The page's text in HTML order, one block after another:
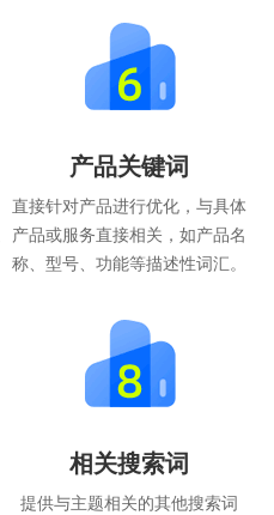
产品关键词
直接针对产品进行优化，与具体
产品或服务直接相关，如产品名
称、型号、功能等描述性词汇。
相关搜索词
提供与主题相关的其他搜索词